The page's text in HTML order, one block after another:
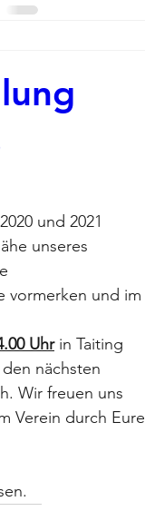
und 2021
unseres
vormerken und im
Uhr in Taiting
nächsten
Wir freuen uns
Verein durch Eure